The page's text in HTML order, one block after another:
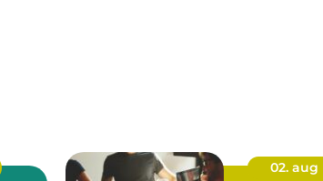
02. aug